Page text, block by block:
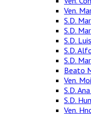
Ven.
S.D.
S.D.
S.D.
S.D.
S.D.
Beato
Ven.
S.D.
S.D.
Ven.